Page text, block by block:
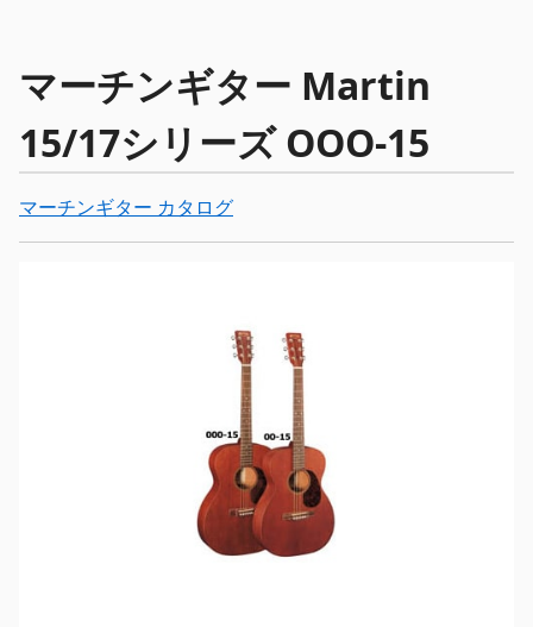
マーチンギター Martin
15/17シリーズ OOO-15
マーチンギター カタログ